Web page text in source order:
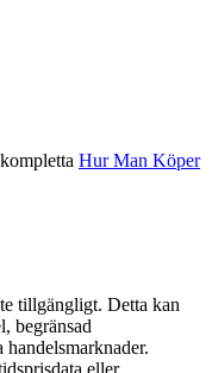
Hur Man Köper
tillgängligt. Detta kan
begränsad
eller